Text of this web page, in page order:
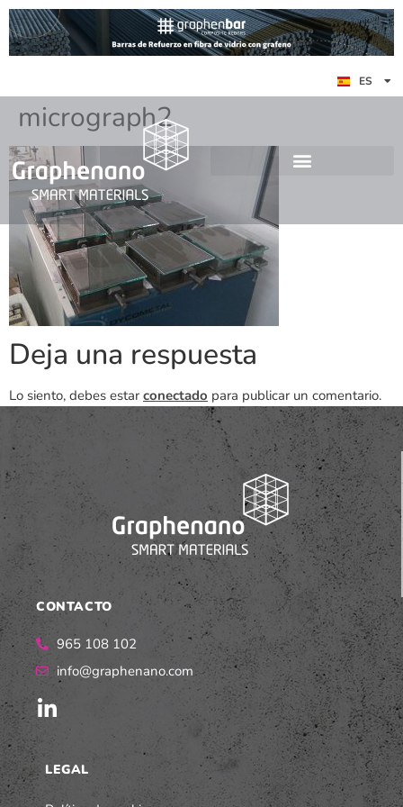
ES
EN
DE
micrograph2
Deja una respuesta
Lo siento, debes estar conectado para publicar un comentario.
CONTACTO
965 108 102
info@graphenano.com
LEGAL